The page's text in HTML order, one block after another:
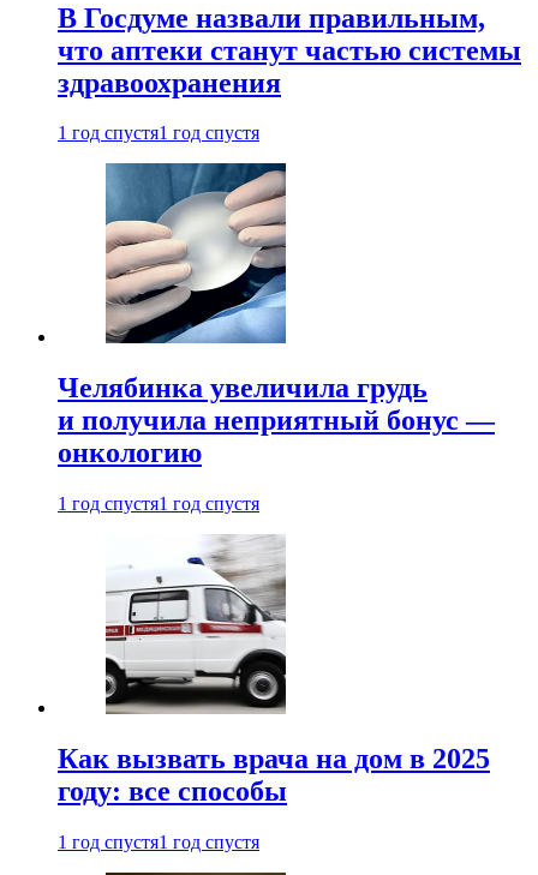
В Госдуме назвали правильным,
что аптеки станут частью системы
здравоохранения
1 год спустя1 год спустя
Челябинка увеличила грудь
и получила неприятный бонус —
онкологию
1 год спустя1 год спустя
Как вызвать врача на дом в 2025
году: все способы
1 год спустя1 год спустя